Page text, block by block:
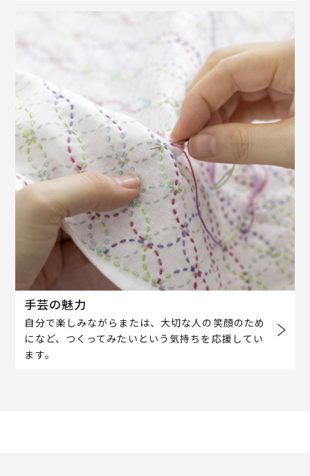
手芸の魅力
自分で楽しみながらまたは、大切な人の笑顔のため
になど、つくってみたいという気持ちを応援してい
ます。